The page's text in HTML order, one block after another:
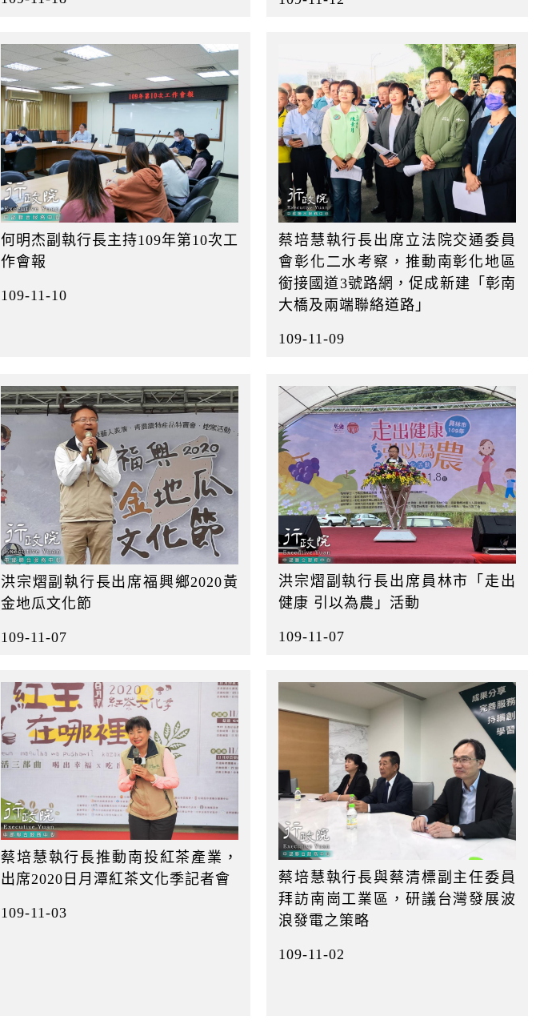
何明杰副執行長主持109年第10次工
作會報
109-11-10
蔡培慧執行長出席立法院交通委員
會彰化二水考察，推動南彰化地區
銜接國道3號路網，促成新建「彰南
大橋及兩端聯絡道路」
109-11-09
洪宗熠副執行長出席福興鄉2020黃
金地瓜文化節
109-11-07
洪宗熠副執行長出席員林市「走出
健康 引以為農」活動
109-11-07
蔡培慧執行長推動南投紅茶產業，
出席2020日月潭紅茶文化季記者會
109-11-03
蔡培慧執行長與蔡清標副主任委員
拜訪南崗工業區，研議台灣發展波
浪發電之策略
109-11-02